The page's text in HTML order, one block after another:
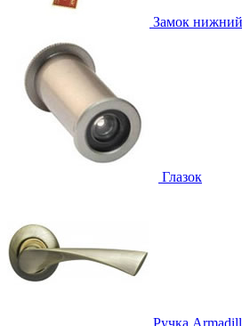
Замок нижний
Глазок
Ручка